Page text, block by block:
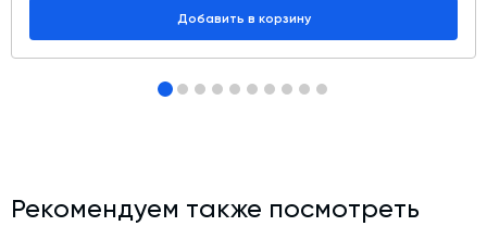
Добавить в корзину
Рекомендуем также посмотреть